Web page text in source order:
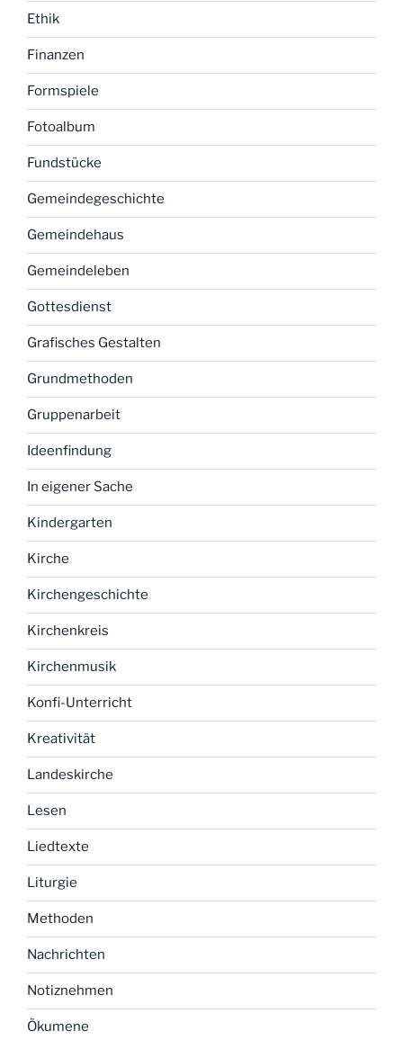
Ethik
Finanzen
Formspiele
Fotoalbum
Fundstücke
Gemeindegeschichte
Gemeindehaus
Gemeindeleben
Gottesdienst
Grafisches Gestalten
Grundmethoden
Gruppenarbeit
Ideenfindung
In eigener Sache
Kindergarten
Kirche
Kirchengeschichte
Kirchenkreis
Kirchenmusik
Konfi-Unterricht
Kreativität
Landeskirche
Lesen
Liedtexte
Liturgie
Methoden
Nachrichten
Notiznehmen
Ökumene